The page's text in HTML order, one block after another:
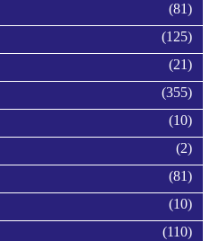
(81)
(125)
(21)
(355)
(10)
(2)
(81)
(10)
(110)